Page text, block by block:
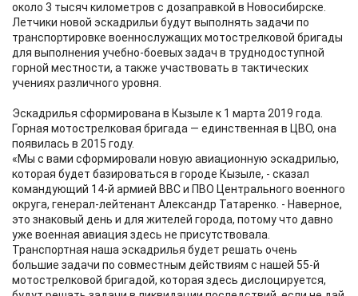
около 3 тысяч километров с дозаправкой в Новосибирске.
Летчики новой эскадрильи будут выполнять задачи по
транспортировке военнослужащих мотострелковой бригады
для выполнения учебно-боевых задач в труднодоступной
горной местности, а также участвовать в тактических
учениях различного уровня.
Эскадрилья сформирована в Кызыле к 1 марта 2019 года.
Горная мотострелковая бригада — единственная в ЦВО, она
появилась в 2015 году.
«Мы с вами сформировали новую авиационную эскадрилью,
которая будет базироваться в городе Кызыле, - сказал
командующий 14-й армией ВВС и ПВО Центрального военного
округа, генерал-лейтенант Александр Татаренко. - Наверное,
это знаковый день и для жителей города, потому что давно
уже военная авиация здесь не присутствовала.
Транспортная наша эскадрилья будет решать очень
большие задачи по совместным действиям с нашей 55-й
мотострелковой бригадой, которая здесь дислоцируется,